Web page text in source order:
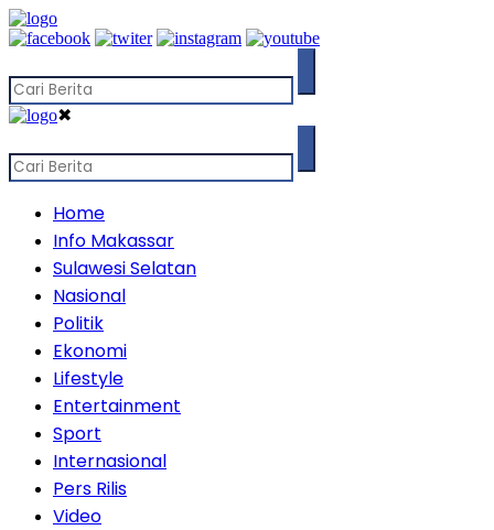
✖
Home
Info Makassar
Sulawesi Selatan
Nasional
Politik
Ekonomi
Lifestyle
Entertainment
Sport
Internasional
Pers Rilis
Video